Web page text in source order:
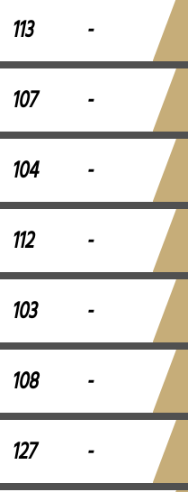
113 -
107 -
104 -
112 -
103 -
108 -
127 -